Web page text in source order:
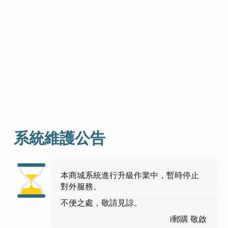
系統維護公告
本商城系統進行升級作業中，暫時停止
對外服務。
不便之處，敬請見諒。
i郵購 敬啟